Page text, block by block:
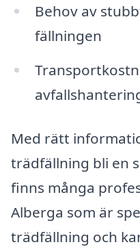
Behov av
fällningen
Med rätt
trädfällning bli en
finns många
Alberga som är
trädfällning och